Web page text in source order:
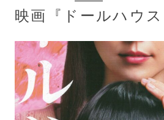
映画『ドールハウ